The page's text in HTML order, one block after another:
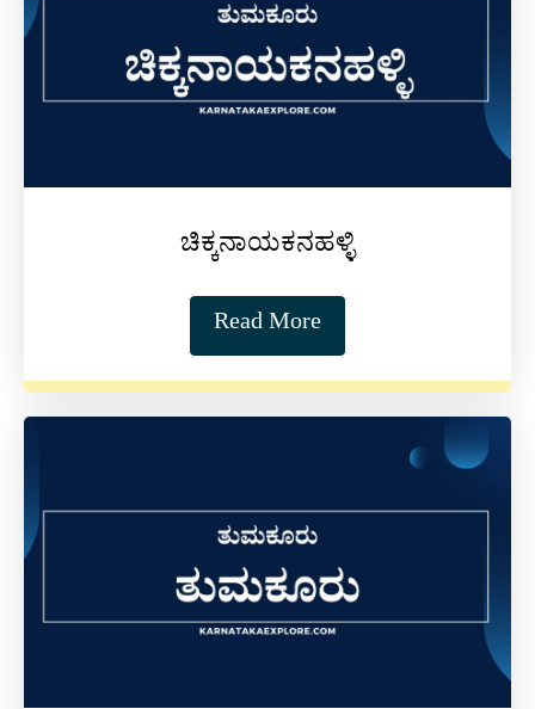
ಚಿಕ್ಕನಾಯಕನಹಳ್ಳಿ
Read More